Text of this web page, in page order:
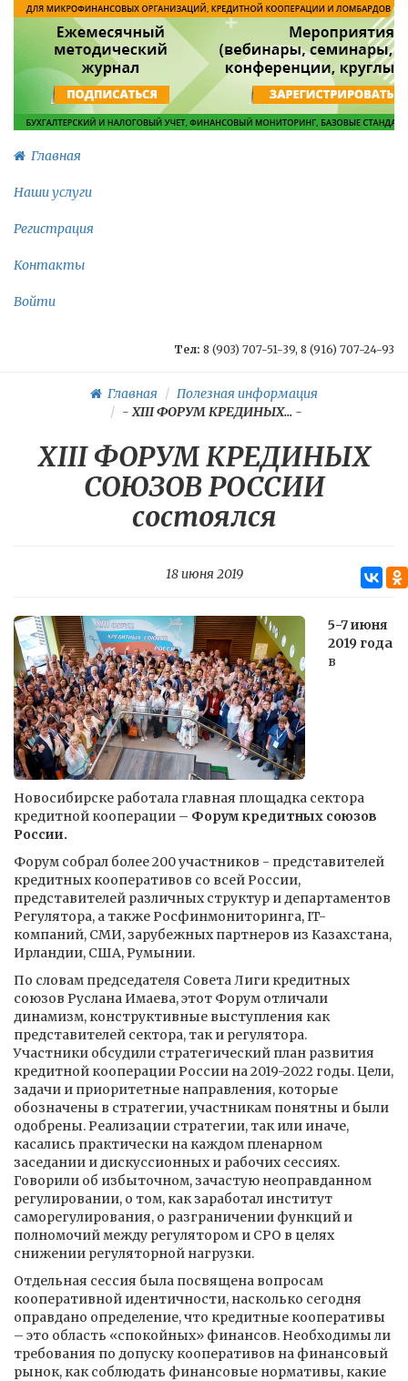
Главная
Наши услуги
Регистрация
Контакты
Войти
Тел: 8 (903) 707-51-39, 8 (916) 707-24-93
Главная
Полезная информация
-XIII ФОРУМ КРЕДИНЫХ... -
XIII ФОРУМ КРЕДИНЫХ
СОЮЗОВ РОССИИ
состоялся
18 июня 2019
5-7 июня
2019 года
в
Новосибирске работала главная площадка сектора
кредитной кооперации – Форум кредитных союзов
России.
Форум собрал более 200 участников - представителей
кредитных кооперативов со всей России,
представителей различных структур и департаментов
Регулятора, а также Росфинмониторинга, IT-
компаний, СМИ, зарубежных партнеров из Казахстана,
Ирландии, США, Румынии.
По словам председателя Совета Лиги кредитных
союзов Руслана Имаева, этот Форум отличали
динамизм, конструктивные выступления как
представителей сектора, так и регулятора.
Участники обсудили стратегический план развития
кредитной кооперации России на 2019-2022 годы. Цели,
задачи и приоритетные направления, которые
обозначены в стратегии, участникам понятны и были
одобрены. Реализации стратегии, так или иначе,
касались практически на каждом пленарном
заседании и дискуссионных и рабочих сессиях.
Говорили об избыточном, зачастую неоправданном
регулировании, о том, как заработал институт
саморегулирования, о разграничении функций и
полномочий между регулятором и СРО в целях
снижении регуляторной нагрузки.
Отдельная сессия была посвящена вопросам
кооперативной идентичности, насколько сегодня
оправдано определение, что кредитные кооперативы
– это область «спокойных» финансов. Необходимы ли
требования по допуску кооперативов на финансовый
рынок, как соблюдать финансовые нормативы, какие